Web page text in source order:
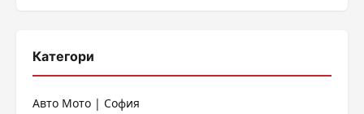
Категори
Авто Мото | София